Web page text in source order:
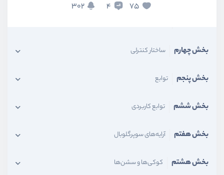
75
4
302
بخش چهارم ساختار کنترلی
بخش پنجم توابع
بخش ششم توابع کاربردی
بخش هفتم آرایه‌‌های سوپرگلوبال
بخش هشتم کوکی‌ها و سشن‌ها